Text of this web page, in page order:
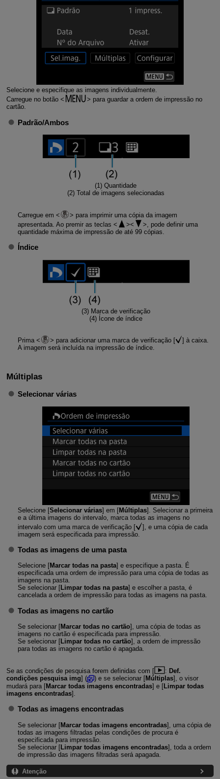
Selecione e especifique as imagens individualmente.
Carregue no botão
para guardar a ordem de impressão no
cartão.
Padrão/Ambos
(1) Quantidade
(2) Total de imagens selecionadas
Carregue em
para imprimir uma cópia da imagem
apresentada. Ao premir as teclas
, pode definir uma
quantidade máxima de impressão de até 99 cópias.
Índice
(3) Marca de verificação
(4) Ícone de índice
Prima para adicionar uma marca de verificação [
] à caixa.
A imagem será incluída na impressão de índice.
Múltiplas
Selecionar várias
Selecione [Selecionar várias] em [Múltiplas]. Selecionar a primeira
e a última imagens do intervalo, marca todas as imagens no
intervalo com uma marca de verificação [
], e uma cópia de cada
imagem será especificada para impressão.
Todas as imagens de uma pasta
Selecione [Marcar todas na pasta] e especifique a pasta. É
especificada uma ordem de impressão para uma cópia de todas as
imagens na pasta.
Se selecionar [Limpar todas na pasta] e escolher a pasta, é
cancelada a ordem de impressão para todas as imagens na pasta.
Todas as imagens no cartão
Se selecionar [Marcar todas no cartão], uma cópia de todas as
imagens no cartão é especificada para impressão.
Se selecionar [Limpar todas no cartão], a ordem de impressão
para todas as imagens no cartão é apagada.
Se as condições de pesquisa forem definidas com [ : Def.
condições pesquisa img] ( ) e se selecionar [Múltiplas], o visor
mudará para [Marcar todas imagens encontradas] e [Limpar todas
imagens encontradas].
Todas as imagens encontradas
Se selecionar [Marcar todas imagens encontradas], uma cópia de
todas as imagens filtradas pelas condições de procura é
especificada para impressão.
Se selecionar [Limpar todas imagens encontradas], toda a ordem
de impressão das imagens filtradas será apagada.
Atenção